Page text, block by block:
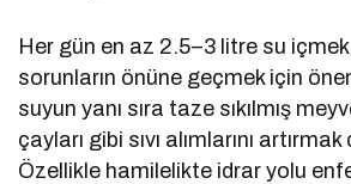
Her gün en az 2.5–3 litre su
sorunların önüne geçmek için
suyun yanı sıra taze sıkılmış
çayları gibi sıvı alımlarını artırmak
Özellikle hamilelikte idrar yolu